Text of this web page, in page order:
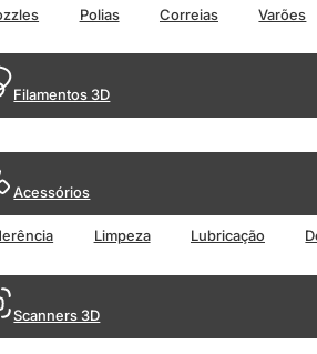
Polias Correias Varões
Filamentos 3D
Acessórios
Limpeza Lubricação
Scanners 3D